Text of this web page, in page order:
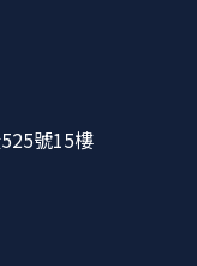
號15樓